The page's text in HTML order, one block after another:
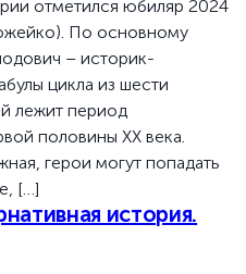
отметился юбиляр 2024
По основному
– историк-
цикла из шести
лежит период
половины ХХ века.
герои могут попадать
[…]
история.